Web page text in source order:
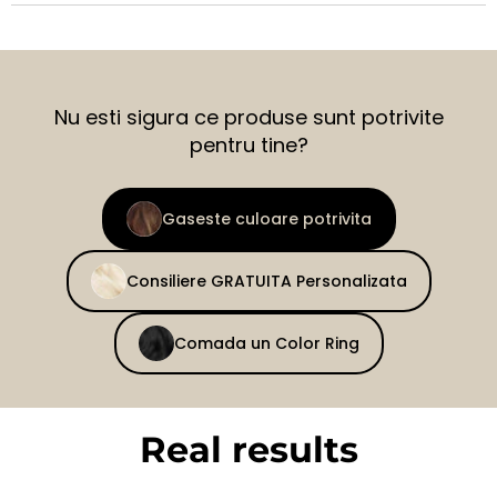
Nu esti sigura ce produse sunt potrivite
pentru tine?
Gaseste culoare potrivita
Consiliere GRATUITA Personalizata
Comada un Color Ring
Real results